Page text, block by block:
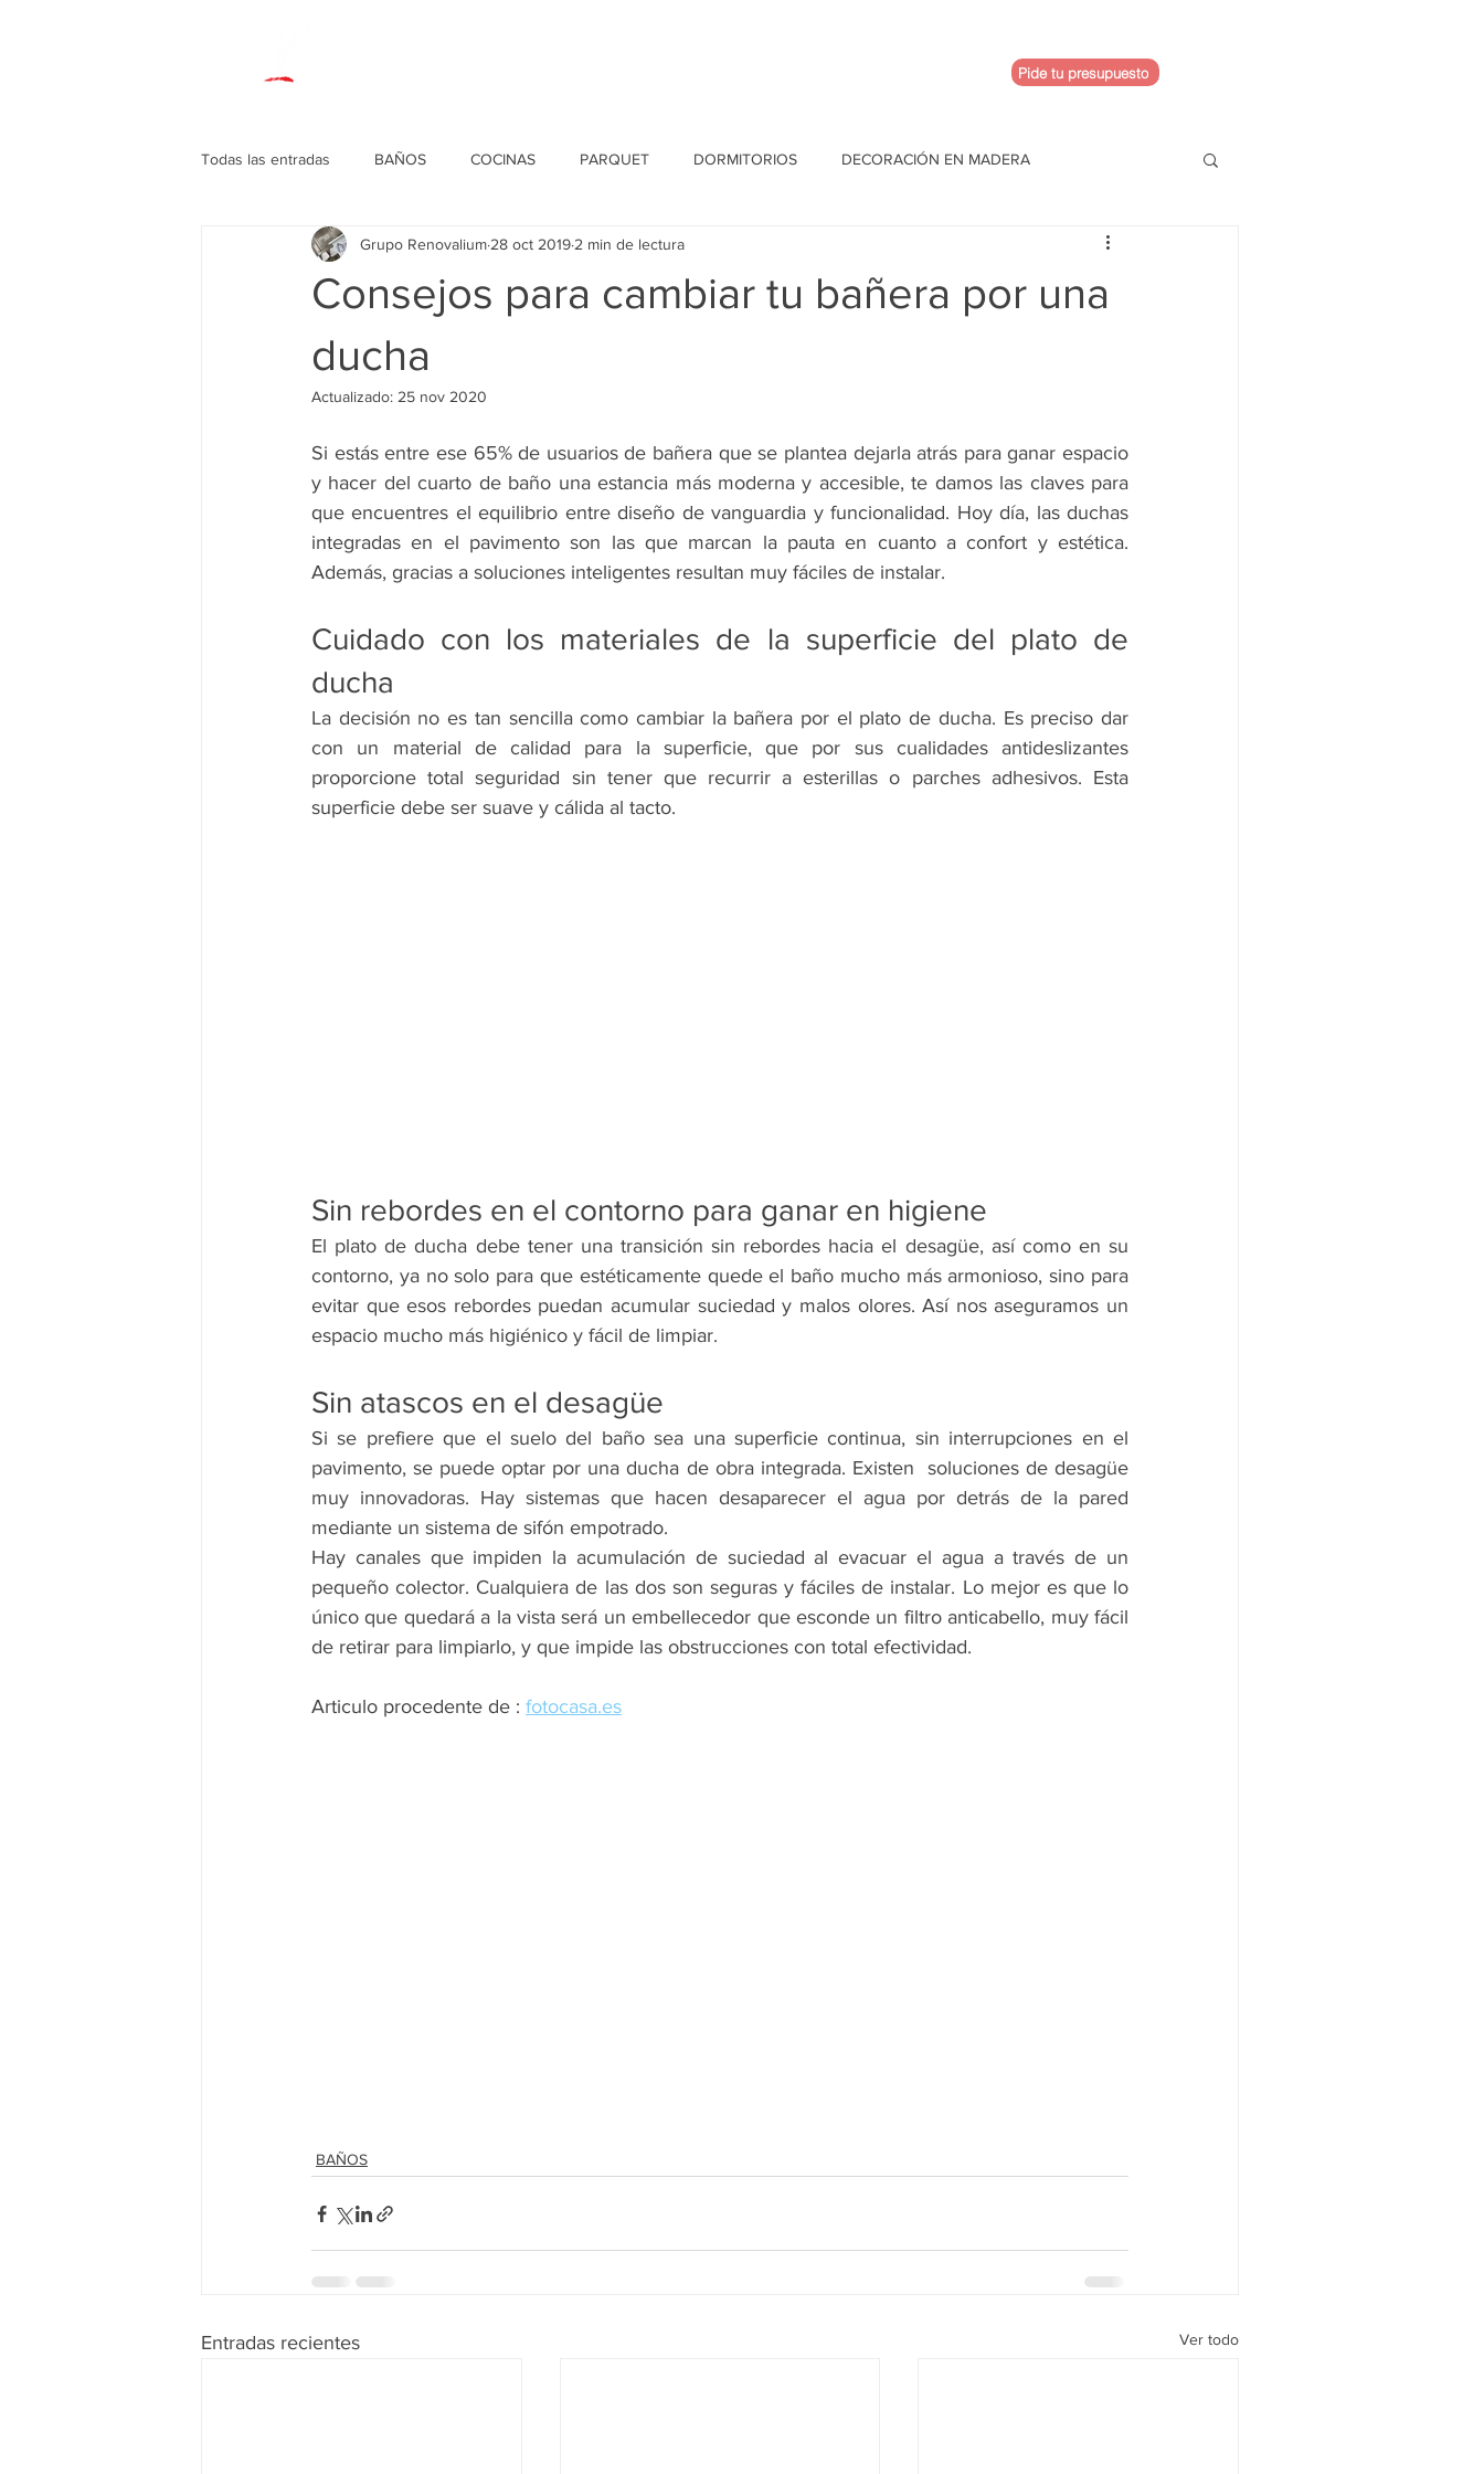
Pide tu presupuesto
Todas las entradas BAÑOS COCINAS PARQUET DORMITORIOS DECORACIÓN EN MADERA
DECORACIONES VARIAS
Consejos para cambiar tu bañera por una
ducha
Grupo Renovalium 28 oct 2019 2 min de lectura
Actualizado: 25 nov 2020
Si estás entre ese 65% de usuarios de bañera que se plantea dejarla atrás para ganar espacio
y hacer del cuarto de baño una estancia más moderna y accesible, te damos las claves para
que encuentres el equilibrio entre diseño de vanguardia y funcionalidad. Hoy día, las duchas
integradas en el pavimento son las que marcan la pauta en cuanto a confort y estética.
Además, gracias a soluciones inteligentes resultan muy fáciles de instalar.
Cuidado con los materiales de la superficie del plato de
ducha
La decisión no es tan sencilla como cambiar la bañera por el plato de ducha. Es preciso dar
con un material de calidad para la superficie, que por sus cualidades antideslizantes
proporcione total seguridad sin tener que recurrir a esterillas o parches adhesivos. Esta
superficie debe ser suave y cálida al tacto.
Sin rebordes en el contorno para ganar en higiene
El plato de ducha debe tener una transición sin rebordes hacia el desagüe, así como en su
contorno, ya no solo para que estéticamente quede el baño mucho más armonioso, sino para
evitar que esos rebordes puedan acumular suciedad y malos olores. Así nos aseguramos un
espacio mucho más higiénico y fácil de limpiar.
Sin atascos en el desagüe
Si se prefiere que el suelo del baño sea una superficie continua, sin interrupciones en el
pavimento, se puede optar por una ducha de obra integrada. Existen  soluciones de desagüe
muy innovadoras. Hay sistemas que hacen desaparecer el agua por detrás de la pared
mediante un sistema de sifón empotrado.
Hay canales que impiden la acumulación de suciedad al evacuar el agua a través de un
pequeño colector. Cualquiera de las dos son seguras y fáciles de instalar. Lo mejor es que lo
único que quedará a la vista será un embellecedor que esconde un filtro anticabello, muy fácil
de retirar para limpiarlo, y que impide las obstrucciones con total efectividad.
Articulo procedente de : fotocasa.es
BAÑOS
Entradas recientes Ver todo